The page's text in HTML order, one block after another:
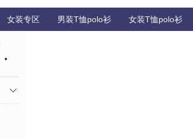
女装专区 男装T恤polo衫 女装T恤polo衫